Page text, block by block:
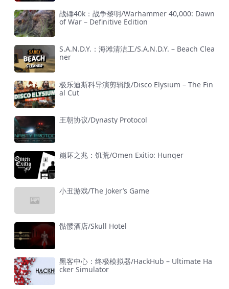
战锤40k：战争黎明/Warhammer 40,000: Dawn
of War – Definitive Edition
S.A.N.D.Y.：海滩清洁工/S.A.N.D.Y. – Beach Clea
ner
极乐迪斯科导演剪辑版/Disco Elysium – The Fin
al Cut
王朝协议/Dynasty Protocol
崩坏之兆：饥荒/Omen Exitio: Hunger
小丑游戏/The Joker’s Game
骷髅酒店/Skull Hotel
黑客中心：终极模拟器/HackHub – Ultimate Ha
cker Simulator